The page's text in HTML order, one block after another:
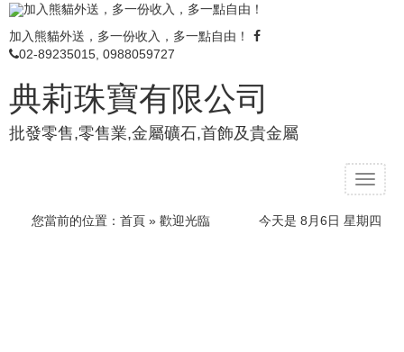
加入熊貓外送，多一份收入，多一點自由！
加入熊貓外送，多一份收入，多一點自由！
02-89235015, 0988059727
典莉珠寶有限公司
批發零售,零售業,金屬礦石,首飾及貴金屬
T
o
g
今天是 8月6日 星期四
您當前的位置： 首頁 » 歡迎光臨